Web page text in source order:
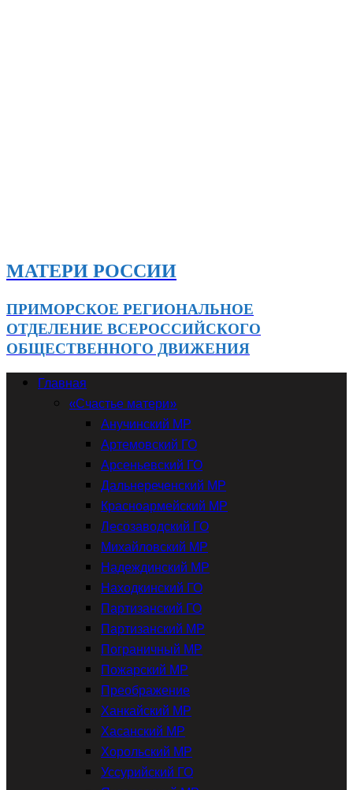
МАТЕРИ РОССИИ
ПРИМОРСКОЕ РЕГИОНАЛЬНОЕ
ОТДЕЛЕНИЕ ВСЕРОССИЙСКОГО
ОБЩЕСТВЕННОГО ДВИЖЕНИЯ
Главная
«Счастье матери»
Анучинский МР
Артемовский ГО
Арсеньевский ГО
Дальнереченский МР
Красноармейский МР
Лесозаводский ГО
Михайловский МР
Надеждинский МР
Находкинский ГО
Партизанский ГО
Партизанский МР
Пограничный МР
Пожарский МР
Преображение
Ханкайский МР
Хасанский МР
Хорольский МР
Уссурийский ГО